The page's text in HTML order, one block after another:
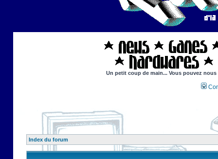
Un petit coup de main... Vous pouvez
Index du forum